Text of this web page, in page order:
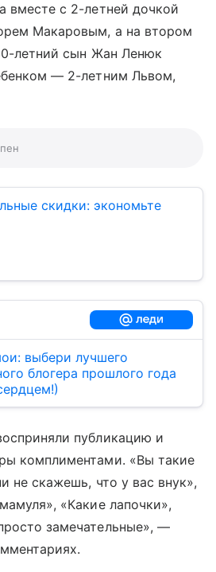
вместе с 2-летней дочкой
Макаровым, а на втором
летний сын Жан Ленюк
— 2-летним Львом,
скидки: экономьте
выбери лучшего
блогера прошлого года
публикацию и
комплиментами. «Вы такие
не скажешь, что у вас внук»,
«Какие лапочки»,
замечательные», —